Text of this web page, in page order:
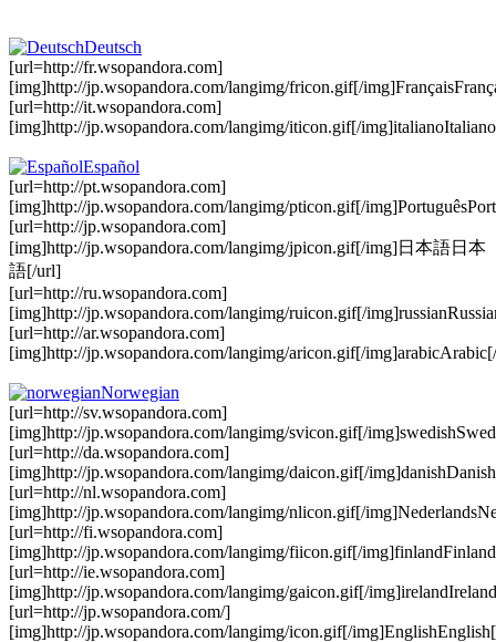
Deutsch
[url=http://fr.wsopandora.com]
[img]http://jp.wsopandora.com/langimg/fricon.gif[/
[url=http://it.wsopandora.com]
[img]http://jp.wsopandora.com/langimg/iticon.gif[/
Español
[url=http://pt.wsopandora.com]
[img]http://jp.wsopandora.com/langimg/pticon.gif[/
[url=http://jp.wsopandora.com]
[img]http://jp.wsopandora.com/langimg/jpicon.gif[/img]日本語日本
語[/url]
[url=http://ru.wsopandora.com]
[img]http://jp.wsopandora.com/langimg/ruicon.gif[/
[url=http://ar.wsopandora.com]
[img]http://jp.wsopandora.com/langimg/aricon.gif[/
Norwegian
[url=http://sv.wsopandora.com]
[img]http://jp.wsopandora.com/langimg/svicon.gif[/
[url=http://da.wsopandora.com]
[img]http://jp.wsopandora.com/langimg/daicon.gif[/
[url=http://nl.wsopandora.com]
[img]http://jp.wsopandora.com/langimg/nlicon.gif[/
[url=http://fi.wsopandora.com]
[img]http://jp.wsopandora.com/langimg/fiicon.gif[/
[url=http://ie.wsopandora.com]
[img]http://jp.wsopandora.com/langimg/gaicon.gif[/
[url=http://jp.wsopandora.com/]
[img]http://jp.wsopandora.com/langimg/icon.gif[/